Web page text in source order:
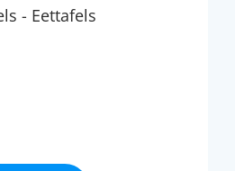
- Eettafels